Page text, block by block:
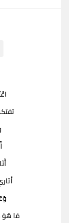
مَا هُوَ